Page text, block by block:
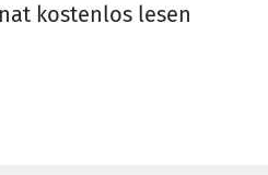
kostenlos lesen